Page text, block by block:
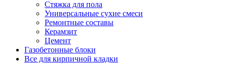
Стяжка для пола
Универсальные сухие смеси
Ремонтные составы
Керамзит
Цемент
Газобетонные блоки
Все для кирпичной кладки